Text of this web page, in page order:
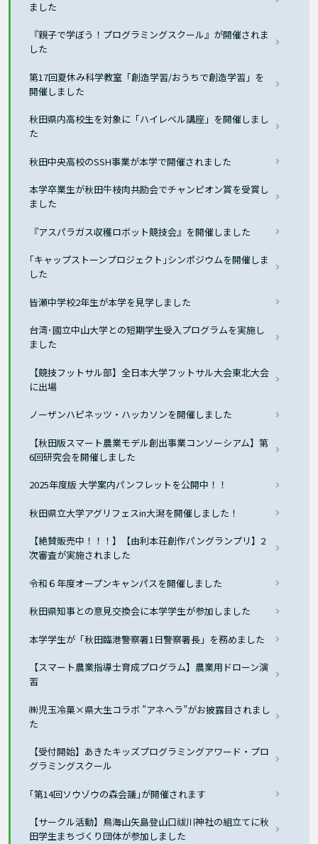
ました
『親子で学ぼう！プログラミングスクール』が開催されま
した
第17回夏休み科学教室「創造学習/おうちで創造学習」を
開催しました
秋田県内高校生を対象に「ハイレベル講座」を開催しまし
た
秋田中央高校のSSH事業が本学で開催されました
本学卒業生が秋田牛枝肉共励会でチャンピオン賞を受賞し
ました
『アスパラガス収穫ロボット競技会』を開催しました
｢キャップストーンプロジェクト｣シンポジウムを開催しま
した
皆瀬中学校2年生が本学を見学しました
台湾･國立中山大学との短期学生受入プログラムを実施し
ました
【競技フットサル部】全日本大学フットサル大会東北大会
に出場
ノーザンハピネッツ・ハッカソンを開催しました
【秋田版スマート農業モデル創出事業コンソーシアム】第
6回研究会を開催しました
2025年度版 大学案内パンフレットを公開中！！
秋田県立大学アグリフェスin大潟を開催しました！
【絶賛販売中！！！】【由利本荘創作パングランプリ】2
次審査が実施されました
令和６年度オープンキャンパスを開催しました
秋田県知事との意見交換会に本学学生が参加しました
本学学生が「秋田臨港警察署1日警察署長」を務めました
【スマート農業指導士育成プログラム】農業用ドローン演
習
㈱児玉冷菓×県大生コラボ ”アネヘラ”がお披露目されまし
た
【受付開始】あきたキッズプログラミングアワード・プロ
グラミングスクール
｢第14回ソウゾウの森会議｣が開催されます
【サークル活動】鳥海山矢島登山口祓川神社の組立てに秋
田学生まちづくり団体が参加しました